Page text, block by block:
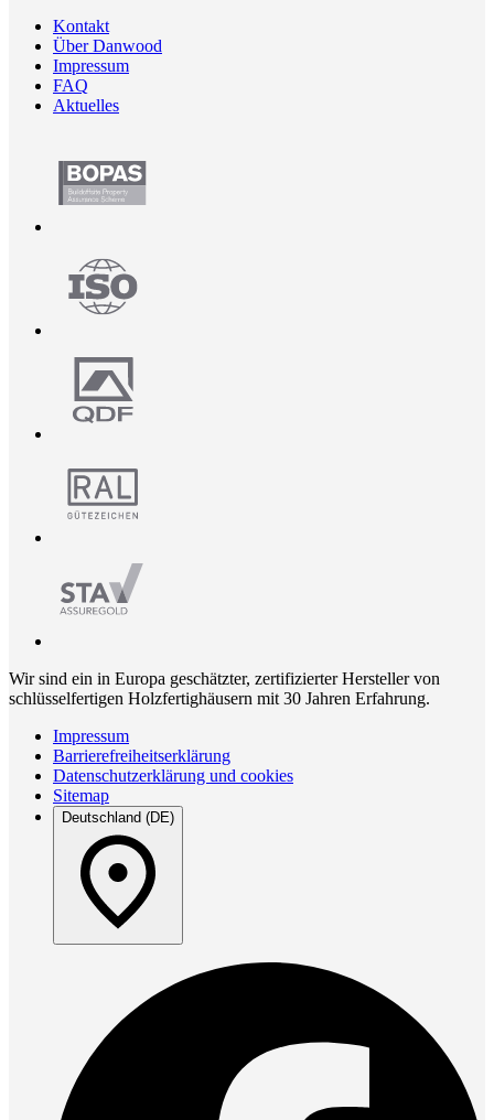
Kontakt
Über Danwood
Impressum
FAQ
Aktuelles
Wir sind ein in Europa geschätzter, zertifizierter Hersteller von
schlüsselfertigen Holzfertighäusern mit 30 Jahren Erfahrung.
Impressum
Barrierefreiheitserklärung
Datenschutzerklärung und cookies
Sitemap
Deutschland (DE)